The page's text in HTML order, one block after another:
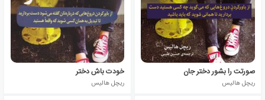
صورتت را بشور دختر جان
ریچل هالیس
خودت باش دختر
ریچل هالیس